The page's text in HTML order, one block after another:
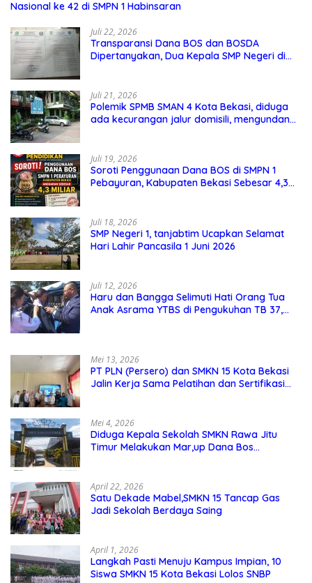
Nasional ke 42 di SMPN 1 Habinsaran
Juli 22, 2026
Transparansi Dana BOS dan BOSDA
Dipertanyakan, Dua Kepala SMP Negeri di
Juli 21, 2026
Polemik SPMB SMAN 4 Kota Bekasi, diduga
ada kecurangan jalur domisili, mengundang
Juli 19, 2026
Soroti Penggunaan Dana BOS di SMPN 1
Pebayuran, Kabupaten Bekasi Sebesar 4,3
Juli 18, 2026
SMP Negeri 1, tanjabtim Ucapkan Selamat
Hari Lahir Pancasila 1 Juni 2026
Juli 12, 2026
Haru dan Bangga Selimuti Hati Orang Tua
Anak Asrama YTBS di Pengukuhan TB 37,
Mei 13, 2026
PT PLN (Persero) dan SMKN 15 Kota Bekasi
Jalin Kerja Sama Pelatihan dan Sertifikasi
Mei 4, 2026
Diduga Kepala Sekolah SMKN Rawa Jitu
Timur Melakukan Mar,up Dana Bos
April 22, 2026
Satu Dekade Mabel,SMKN 15 Tancap Gas
Jadi Sekolah Berdaya Saing
April 1, 2026
Langkah Pasti Menuju Kampus Impian, 10
Siswa SMKN 15 Kota Bekasi Lolos SNBP